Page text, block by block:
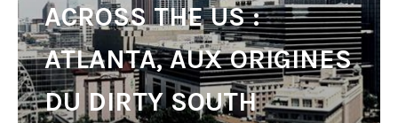
ACROSS THE US :
ATLANTA, AUX ORIGINES
DU DIRTY SOUTH